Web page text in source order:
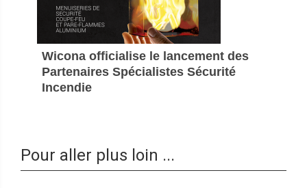
Wicona officialise le lancement des
Partenaires Spécialistes Sécurité
Incendie
Pour aller plus loin ...